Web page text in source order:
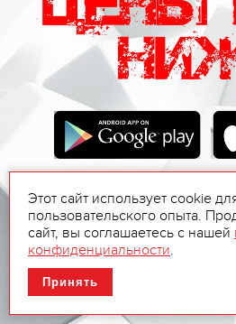
Этот сайт использует cookie
пользовательского опыта.
сайт, вы соглашаетесь с нашей
конфиденциальности.
Принять